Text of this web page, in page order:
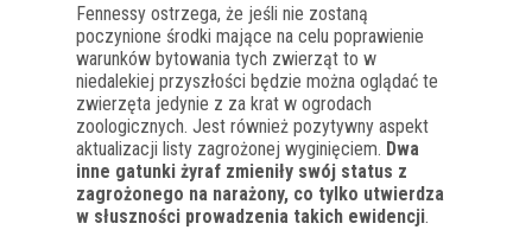
Fennessy ostrzega, że jeśli nie zostaną
poczynione środki mające na celu poprawienie
warunków bytowania tych zwierząt to w
niedalekiej przyszłości będzie można oglądać te
zwierzęta jedynie z za krat w ogrodach
zoologicznych. Jest również pozytywny aspekt
aktualizacji listy zagrożonej wyginięciem. Dwa
inne gatunki żyraf zmieniły swój status z
zagrożonego na narażony, co tylko utwierdza
w słuszności prowadzenia takich ewidencji.